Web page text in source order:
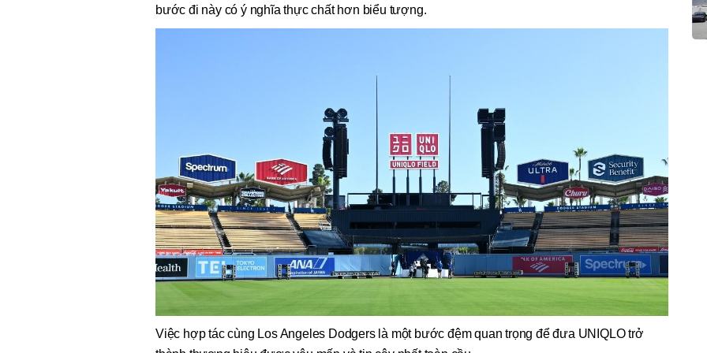
bước đi này có ý nghĩa thực chất hơn biểu tượng.
Việc hợp tác cùng Los Angeles Dodgers là một bước đệm quan trọng để đưa UNIQLO trở